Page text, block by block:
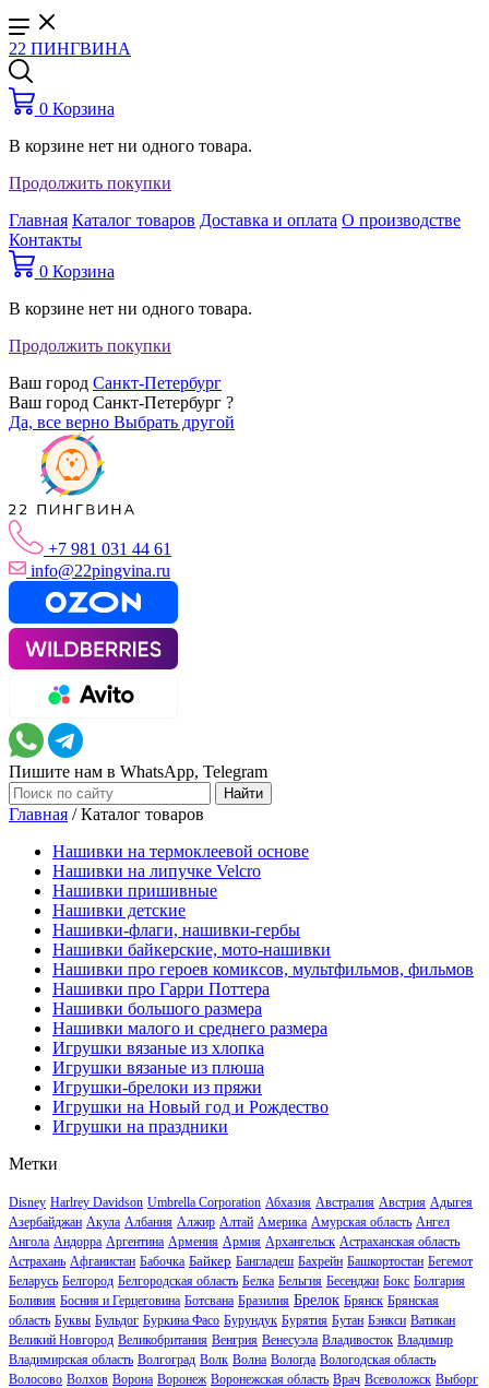
22 ПИНГВИНА
0 Корзина
В корзине нет ни одного товара.
Продолжить покупки
Главная Каталог товаров Доставка и оплата О производстве
Контакты
0 Корзина
В корзине нет ни одного товара.
Продолжить покупки
Ваш город Санкт-Петербург
Ваш город Санкт-Петербург ?
Да, все верно Выбрать другой
+7 981 031 44 61
info@22pingvina.ru
Пишите нам в WhatsApp, Telegram
Главная /Каталог товаров
Нашивки на термоклеевой основе
Нашивки на липучке Velcro
Нашивки пришивные
Нашивки детские
Нашивки-флаги, нашивки-гербы
Нашивки байкерские, мото-нашивки
Нашивки про героев комиксов, мультфильмов, фильмов
Нашивки про Гарри Поттера
Нашивки большого размера
Нашивки малого и среднего размера
Игрушки вязаные из хлопка
Игрушки вязаные из плюша
Игрушки-брелоки из пряжи
Игрушки на Новый год и Рождество
Игрушки на праздники
Метки
Disney Harlrey Davidson Umbrella Corporation Абхазия Австралия Австрия Адыгея
Азербайджан Акула Албания Алжир Алтай Америка Амурская область Ангел
Ангола Андорра Аргентина Армения Армия Архангельск Астраханская область
Астрахань Афганистан Бабочка Байкер Бангладеш Бахрейн Башкортостан Бегемот
Беларусь Белгород Белгородская область Белка Бельгия Бесенджи Бокс Болгария
Боливия Босния и Герцеговина Ботсвана Бразилия Брелок Брянск Брянская
область Буквы Бульдог Буркина Фасо Бурундук Бурятия Бутан Бэнкси Ватикан
Великий Новгород Великобритания Венгрия Венесуэла Владивосток Владимир
Владимирская область Волгоград Волк Волна Вологда Вологодская область
Волосово Волхов Ворона Воронеж Воронежская область Врач Всеволожск Выборг